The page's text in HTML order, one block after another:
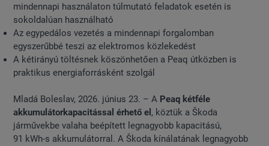
mindennapi használaton túlmutató feladatok esetén is
sokoldalúan használható
Az egypedálos vezetés a mindennapi forgalomban
egyszerűbbé teszi az elektromos közlekedést
A kétirányú töltésnek köszönhetően a Peaq útközben is
praktikus energiaforrásként szolgál
Mladá Boleslav, 2026. június 23. – A Peaq kétféle
akkumulátorkapacitással érhető el , köztük a Škoda
járművekbe valaha beépített legnagyobb kapacitású,
91 kWh-s akkumulátorral. A Škoda kínálatának legnagyobb